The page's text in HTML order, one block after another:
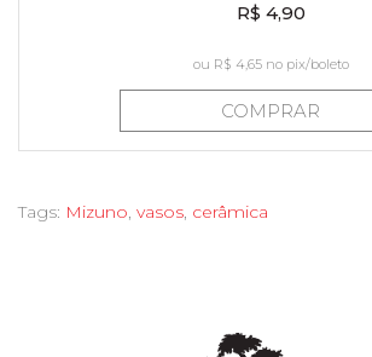
R$ 4,90
ou R$ 4,65no pix/boleto
COMPRAR
Tags: Mizuno, vasos, cerâmica